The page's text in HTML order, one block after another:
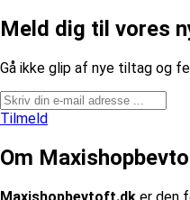
Meld dig til vores
​Gå ikke glip af nye tiltag og
Tilmeld
Om